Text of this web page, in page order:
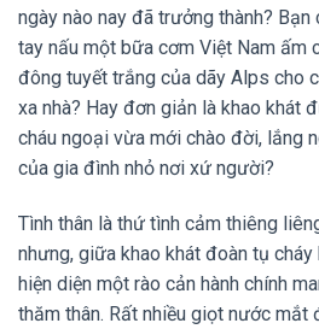
ngày nào nay đã trưởng thành?
tay nấu một bữa cơm Việt Nam ấm
đông tuyết trắng của dãy Alps cho
xa nhà? Hay đơn giản là khao khát
cháu ngoại vừa mới chào đời, lắng
của gia đình nhỏ nơi xứ người?
Tình thân là thứ tình cảm thiêng
nhưng, giữa khao khát đoàn tụ
hiện diện một rào cản hành chính
thăm thân. Rất nhiều giọt nước mắt